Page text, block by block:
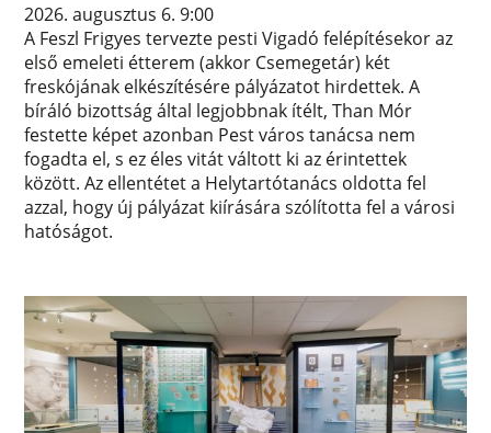
2026. augusztus 6. 9:00
A Feszl Frigyes tervezte pesti Vigadó felépítésekor az
első emeleti étterem (akkor Csemegetár) két
freskójának elkészítésére pályázatot hirdettek. A
bíráló bizottság által legjobbnak ítélt, Than Mór
festette képet azonban Pest város tanácsa nem
fogadta el, s ez éles vitát váltott ki az érintettek
között. Az ellentétet a Helytartótanács oldotta fel
azzal, hogy új pályázat kiírására szólította fel a városi
hatóságot.